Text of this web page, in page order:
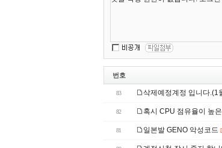
번호
83 삭제예정계정 입니다.(1
82 혹시 CPU 점유율이 높은
81 일본발 GENO 악성코드